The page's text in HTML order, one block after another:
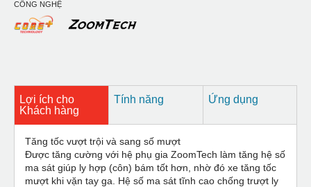
CÔNG NGHỆ
Lợi ích cho
Khách hàng
Tính năng Ứng dụng
Tăng tốc vượt trội và sang số mượt
Được tăng cường với hệ phụ gia ZoomTech làm tăng hệ số
ma sát giúp ly hợp (côn) bám tốt hơn, nhờ đó xe tăng tốc
mượt khi vặn tay ga. Hệ số ma sát tĩnh cao chống trượt ly